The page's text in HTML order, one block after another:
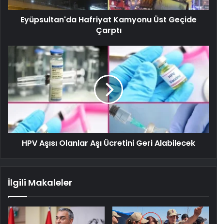
Eyüpsultan'da Hafriyat Kamyonu Üst Geçide
Çarptı
HPV Aşısı Olanlar Aşı Ücretini Geri Alabilecek
İlgili Makaleler